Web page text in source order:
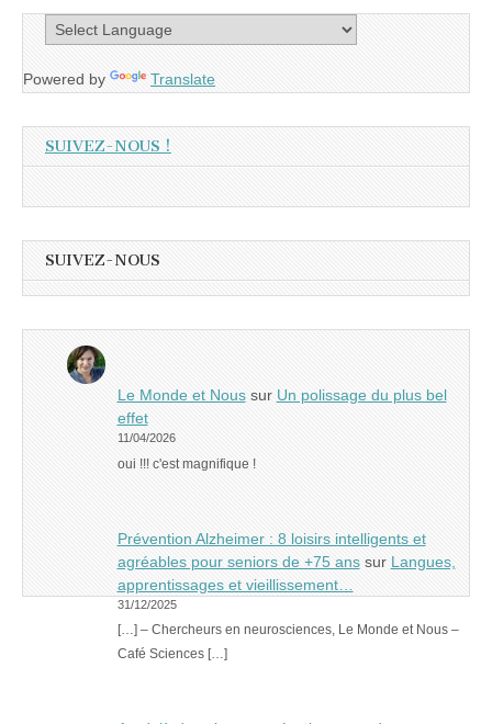
Powered by Translate
SUIVEZ-NOUS !
SUIVEZ-NOUS
Le Monde et Noussur Un polissage du plus bel
effet
11/04/2026
oui !!! c'est magnifique !
Prévention Alzheimer : 8 loisirs intelligents et
agréables pour seniors de +75 anssur Langues,
apprentissages et vieillissement…
31/12/2025
[…] – Chercheurs en neurosciences, Le Monde et Nous –
Café Sciences […]